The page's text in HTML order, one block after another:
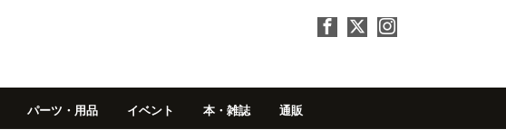
パーツ・用品 イベント 本・雑誌 通販